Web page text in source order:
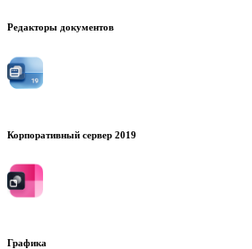
Редакторы документов
Корпоративный сервер 2019
Графика